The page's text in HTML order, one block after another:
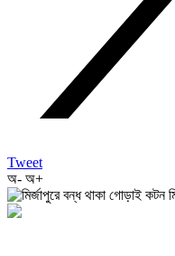
Tweet
অ- অ+